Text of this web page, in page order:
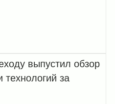
выпустил обзор
технологий за